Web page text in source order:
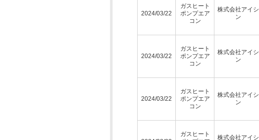
2024/03/22
ガスヒート
ポンプエア
コン
株式会社アイシ
ン
2024/03/22
ガスヒート
ポンプエア
コン
株式会社アイシ
ン
2024/03/22
ガスヒート
ポンプエア
コン
株式会社アイシ
ン
ガスヒート
株式会社アイシ